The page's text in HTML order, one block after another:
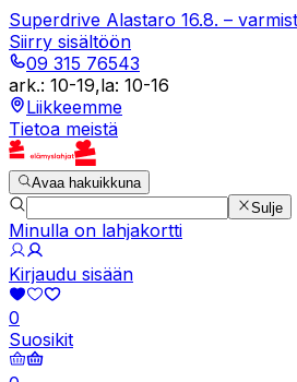
Superdrive Alastaro 16.8. –
Siirry sisältöön
09 315 76543
ark.: 10-19,la: 10-16
Liikkeemme
Tietoa meistä
Avaa hakuikkuna
Sulje
Minulla on lahjakortti
Kirjaudu sisään
0
Suosikit